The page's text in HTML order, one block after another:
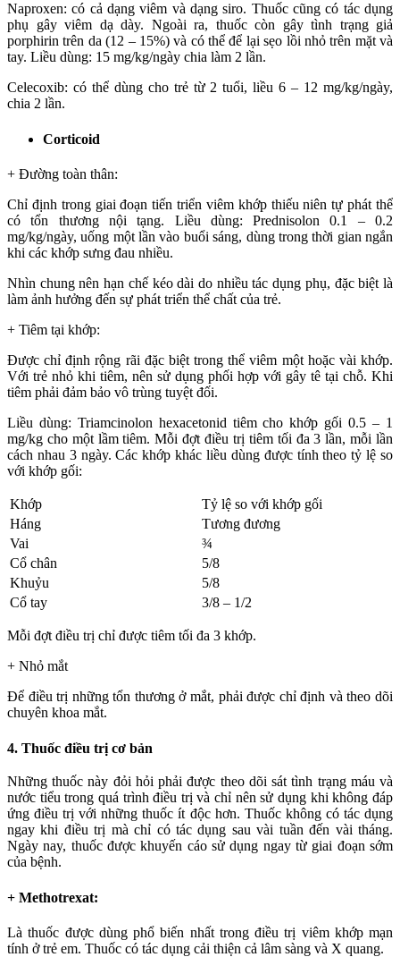
Naproxen: có cả dạng viêm và dạng siro. Thuốc cũng có tác dụng
phụ gây viêm dạ dày. Ngoài ra, thuốc còn gây tình trạng giả
porphirin trên da (12 – 15%) và có thể để lại sẹo lồi nhỏ trên mặt và
tay. Liều dùng: 15 mg/kg/ngày chia làm 2 lần.
Celecoxib: có thể dùng cho trẻ từ 2 tuổi, liều 6 – 12 mg/kg/ngày,
chia 2 lần.
Corticoid
+ Đường toàn thân:
Chỉ định trong giai đoạn tiến triển viêm khớp thiếu niên tự phát thể
có tổn thương nội tạng. Liều dùng: Prednisolon 0.1 – 0.2
mg/kg/ngày, uống một lần vào buổi sáng, dùng trong thời gian ngắn
khi các khớp sưng đau nhiều.
Nhìn chung nên hạn chế kéo dài do nhiều tác dụng phụ, đặc biệt là
làm ảnh hưởng đến sự phát triển thể chất của trẻ.
+ Tiêm tại khớp:
Được chỉ định rộng rãi đặc biệt trong thể viêm một hoặc vài khớp.
Với trẻ nhỏ khi tiêm, nên sử dụng phối hợp với gây tê tại chỗ. Khi
tiêm phải đảm bảo vô trùng tuyệt đối.
Liều dùng: Triamcinolon hexacetonid tiêm cho khớp gối 0.5 – 1
mg/kg cho một lầm tiêm. Mỗi đợt điều trị tiêm tối đa 3 lần, mỗi lần
cách nhau 3 ngày. Các khớp khác liều dùng được tính theo tỷ lệ so
với khớp gối:
Khớp
Tỷ lệ so với khớp gối
Háng
Tương đương
Vai
¾
Cổ chân
5/8
Khuỷu
5/8
Cổ tay
3/8 – 1/2
Mỗi đợt điều trị chỉ được tiêm tối đa 3 khớp.
+ Nhỏ mắt
Để điều trị những tổn thương ở mắt, phải được chỉ định và theo dõi
chuyên khoa mắt.
4. Thuốc điều trị cơ bản
Những thuốc này đỏi hỏi phải được theo dõi sát tình trạng máu và
nước tiểu trong quá trình điều trị và chỉ nên sử dụng khi không đáp
ứng điều trị với những thuốc ít độc hơn. Thuốc không có tác dụng
ngay khi điều trị mà chỉ có tác dụng sau vài tuần đến vài tháng.
Ngày nay, thuốc được khuyến cáo sử dụng ngay từ giai đoạn sớm
của bệnh.
+ Methotrexat:
Là thuốc được dùng phổ biến nhất trong điều trị viêm khớp mạn
tính ở trẻ em. Thuốc có tác dụng cải thiện cả lâm sàng và X quang.